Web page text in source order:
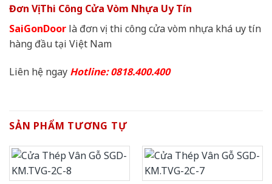
Đơn Vị Thi Công Cửa Vòm Nhựa Uy Tín
SaiGonDoor là đơn vị thi công cửa vòm nhựa khá uy tín
hàng đầu tại Việt Nam
Liên hệ ngay Hotline: 0818.400.400
SẢN PHẨM TƯƠNG TỰ